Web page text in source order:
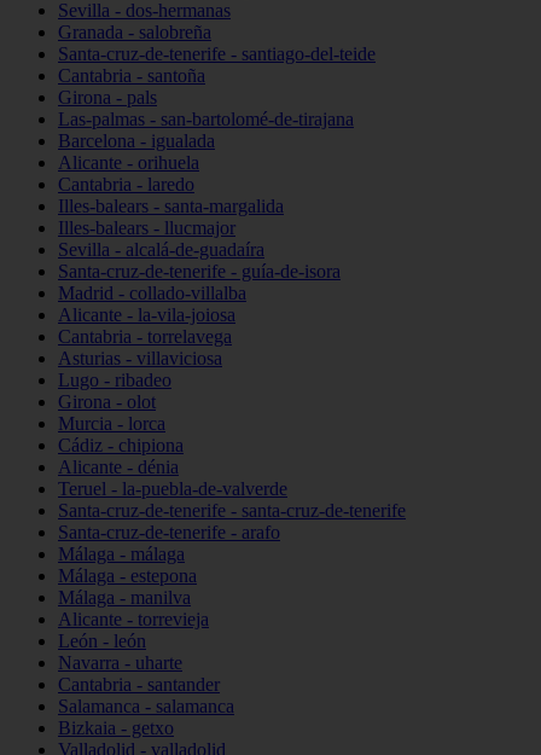
Sevilla - dos-hermanas
Granada - salobreña
Santa-cruz-de-tenerife - santiago-del-teide
Cantabria - santoña
Girona - pals
Las-palmas - san-bartolomé-de-tirajana
Barcelona - igualada
Alicante - orihuela
Cantabria - laredo
Illes-balears - santa-margalida
Illes-balears - llucmajor
Sevilla - alcalá-de-guadaíra
Santa-cruz-de-tenerife - guía-de-isora
Madrid - collado-villalba
Alicante - la-vila-joiosa
Cantabria - torrelavega
Asturias - villaviciosa
Lugo - ribadeo
Girona - olot
Murcia - lorca
Cádiz - chipiona
Alicante - dénia
Teruel - la-puebla-de-valverde
Santa-cruz-de-tenerife - santa-cruz-de-tenerife
Santa-cruz-de-tenerife - arafo
Málaga - málaga
Málaga - estepona
Málaga - manilva
Alicante - torrevieja
León - león
Navarra - uharte
Cantabria - santander
Salamanca - salamanca
Bizkaia - getxo
Valladolid - valladolid